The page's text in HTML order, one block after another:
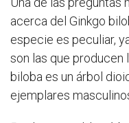
acerca del Ginkgo
especie es peculiar,
son las que producen
biloba es un árbol
ejemplares